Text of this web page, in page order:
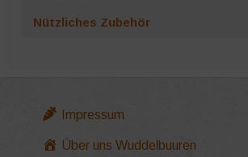
Nützliches Zubehör
Impressum
Über uns Wuddelbuuren